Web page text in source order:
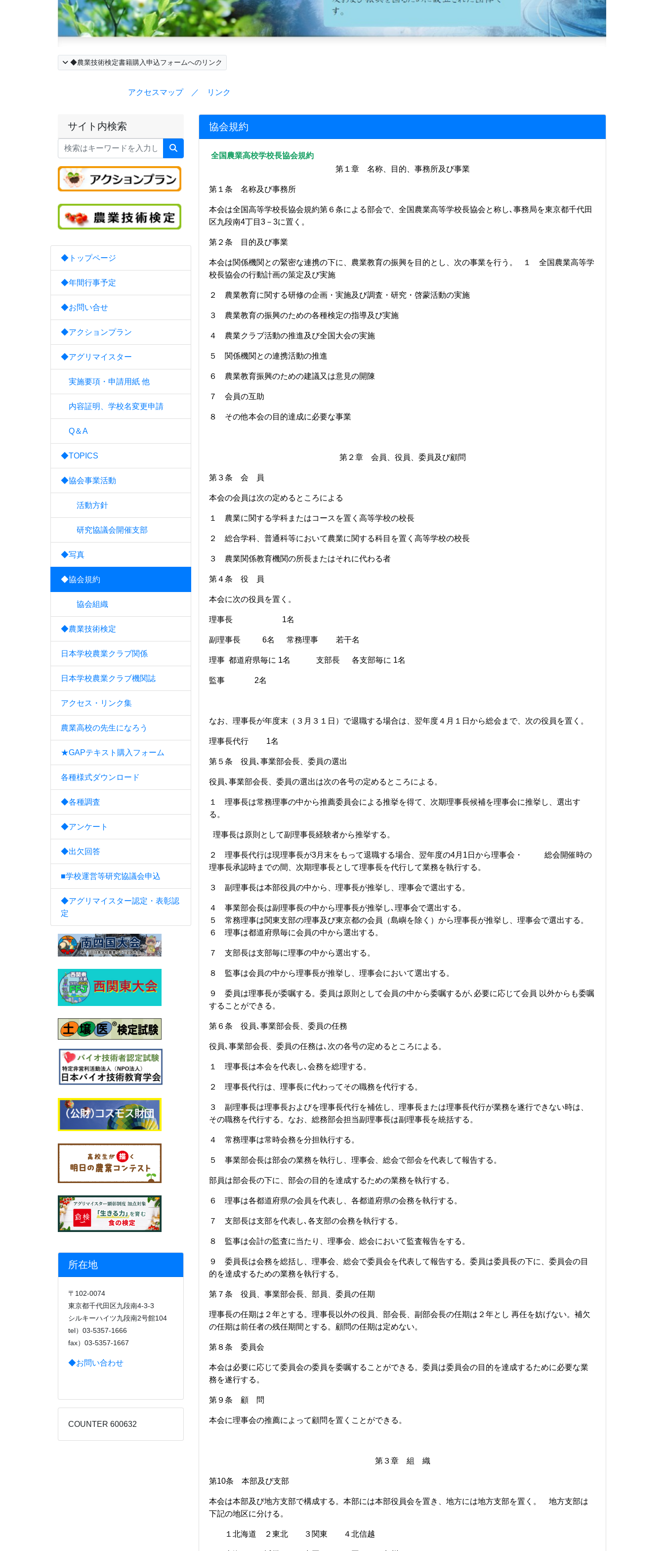
◆農業技術検定書籍購入申込フォームへのリンク
アクセスマップ ／ リンク
サイト内検索
◆トップページ
◆年間行事予定
◆お問い合せ
◆アクションプラン
◆アグリマイスター
実施要項・申請用紙 他
内容証明、学校名変更申請
Q＆A
◆TOPICS
◆協会事業活動
活動方針
研究協議会開催支部
◆写真
◆協会規約
協会組織
◆農業技術検定
日本学校農業クラブ関係
日本学校農業クラブ機関誌
アクセス・リンク集
農業高校の先生になろう
★GAPテキスト購入フォーム
各種様式ダウンロード
◆各種調査
◆アンケート
◆出欠回答
■学校運営等研究協議会申込
◆アグリマイスター認定・表彰認
定
所在地
〒102-0074
東京都千代田区九段南4-3-3
シルキーハイツ九段南2号館104
tel）03-5357-1666
fax）03-5357-1667
◆お問い合わせ
COUNTER 600632
協会規約
全国農業高校学校長協会規約
第１章 名称、目的、事務所及び事業
第１条 名称及び事務所
本会は全国高等学校長協会規約第６条による部会で、全国農業高等学校長協会と称し､事務局を東京都千代田
区九段南4丁目 3 － 3に置く。
第２条 目的及び事業
本会は関係機関との緊密な連携の下に、農業教育の振興を目的とし、次の事業を行う。
１ 全国農業高等学
校長協会の行動計画の策定及び実施
２ 農業教育に関する研修の企画・実施及び調査・研究・啓蒙活動の実施
３ 農業教育の振興のための各種検定の指導及び実施
４ 農業クラブ活動の推進及び全国大会の実施
５ 関係機関との連携活動の推進
６ 農業教育振興のための建議又は意見の開陳
７ 会員の互助
８ その他本会の目的達成に必要な事業
第２章 会員、役員、委員及び顧問
第３条 会 員
本会の会員は次の定めるところによる
１ 農業に関する学科またはコースを置く高等学校の校長
２ 総合学科、普通科等において農業に関する科目を置く高等学校の校長
３ 農業関係教育機関の所長またはそれに代わる者
第４条 役 員
本会に次の役員を置く。
理事長 1名
副理事長 6名 常務理事 若干名
理事 都道府県毎に 1名 支部長 各支部毎に 1名
監事 2名
なお、理事長が年度末（３月３１日）で退職する場合は、翌年度４月１日から総会まで、次の役員を置く。
理事長代行 1名
第５条 役員､事業部会長、委員の選出
役員､事業部会長、委員の選出は次の各号の定めるところによる。
１ 理事長は常務理事の中から推薦委員会による推挙を得て、次期理事長候補を理事会に推挙し、選出す
る。
理事長は原則として副理事長経験者から推挙する。
２ 理事長代行は現理事長が3月末をもって退職する場合、翌年度の4月 1 日から理事会・
総会開催時の
理事長承認時までの間、次期理事長として理事長を代行して業務を執行する。
３ 副理事長は本部役員の中から、理事長が推挙し、理事会で選出する。
４ 事業部会長は副理事長の中から理事長が推挙し､理事会で選出する。
５ 常務理事は関東支部の理事及び東京都の会員（島嶼を除く）から理事長が推挙し、理事会で選出する。
６ 理事は都道府県毎に会員の中から選出する。
７ 支部長は支部毎に理事の中から選出する。
８ 監事は会員の中から理事長が推挙し、理事会において選出する。
９ 委員は理事長が委嘱する。委員は原則として会員の中から委嘱するが､必要に応じて会員 以外からも委嘱
することができる。
第６条 役員､事業部会長、委員の任務
役員､事業部会長、委員の任務は､次の各号の定めるところによる。
１ 理事長は本会を代表し､会務を総理する。
２ 理事長代行は、理事長に代わってその職務を代行する。
３ 副理事長は理事長およびを理事長代行を補佐し、理事長または理事長代行が業務を遂行できない時は、
その職務を代行する。なお、総務部会担当副理事長は副理事長を統括する。
４ 常務理事は常時会務を分担執行する。
５ 事業部会長は部会の業務を執行し、理事会、総会で部会を代表して報告する。
部員は部会長の下に、部会の目的を達成するための業務を執行する。
６ 理事は各都道府県の会員を代表し、各都道府県の会務を執行する。
７ 支部長は支部を代表し､各支部の会務を執行する。
８ 監事は会計の監査に当たり、理事会、総会において監査報告をする。
９ 委員長は会務を総括し、理事会、総会で委員会を代表して報告する。委員は委員長の下に、委員会の目
的を達成するための業務を執行する。
第７条 役員、事業部会長、部員、委員の任期
理事長の任期は２年とする。理事長以外の役員、部会長、副部会長の任期は２年とし 再任を妨げない。 補欠
の任期は前任者の残任期間とする。顧問の任期は定めない。
第８条 委員会
本会は必要に応じて委員会の委員を委嘱することができる。委員は委員会の目的を達成するために必要な業
務を遂行する。
第９条 顧 問
本会に理事会の推薦によって顧問を置くことができる。
第３章 組 織
第10条 本部及び支部
本会は本部及び地方支部で構成する。本部には本部役員会を置き、地方には地方支部を置く。
地方支部は
下記の地区に分ける。
１北海道 ２東北 ３関東 ４北信越